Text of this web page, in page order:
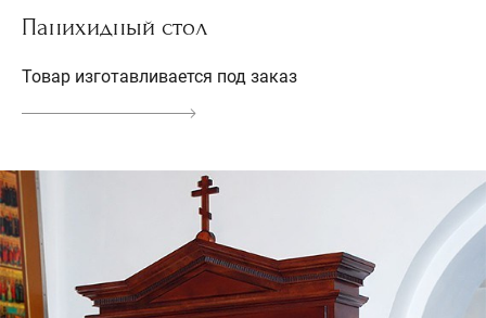
Панихидный стол
Товар изготавливается под заказ